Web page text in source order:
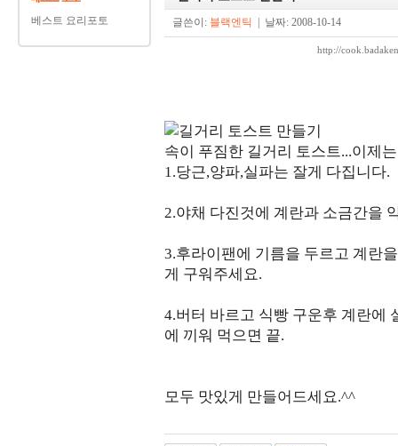
베스트 요리포토 글쓴이: 블랙엔틱 | 날짜: 2008-10-14
http://
속이 푸짐한 길거리 토스트...이제
1.당근,양파,실파는 잘게 다집니다.
2.야채 다진것에 계란과 소금간을
3.후라이팬에 기름을 두르고 계란
게 구워주세요.
4.버터 바르고 식빵 구운후 계란에
에 끼워 먹으면 끝.
모두 맛있게 만들어드세요.^^